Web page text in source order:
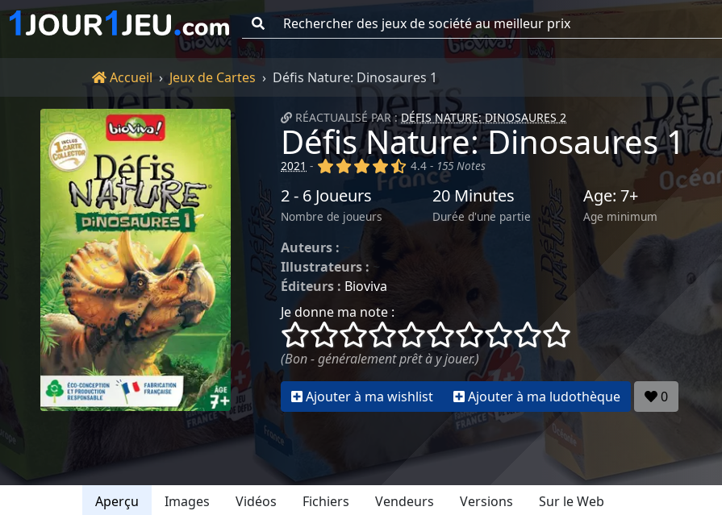
Accueil
Accueil Jeux de Cartes Défis Nature: Dinosaures 1
RÉACTUALISÉ PAR :DÉFIS NATURE: DINOSAURES 2
Défis Nature: Dinosaures 1
2021 - (x) (x) (x) (x) (,)
4.4 - 155 Notes
2 - 6 Joueurs
Nombre de joueurs
20 Minutes
Durée d'une partie
Age: 7+
Age minimum
Auteurs :
Illustrateurs : ~
Éditeurs : Bioviva
Je donne ma note :
()
() () () () () () () ()
(Bon - généralement prêt à y jouer.)
Ajouter à ma wishlist Ajouter à ma ludothèque 0
Aperçu Images Vidéos Fichiers Vendeurs Versions Sur le Web